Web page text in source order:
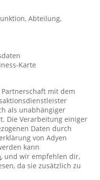
Abteilung,
Karte
Partnerschaft mit dem
als unabhängiger
Die Verarbeitung einiger
Daten durch
von Adyen
kann
, und wir empfehlen dir,
da sie zusätzlich zu